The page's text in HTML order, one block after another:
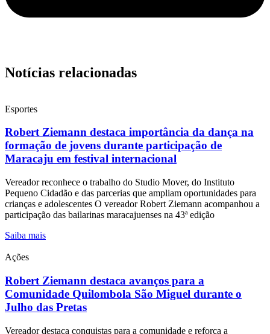
Notícias relacionadas
Esportes
Robert Ziemann destaca importância da dança na
formação de jovens durante participação de
Maracaju em festival internacional
Vereador reconhece o trabalho do Studio Mover, do Instituto
Pequeno Cidadão e das parcerias que ampliam oportunidades para
crianças e adolescentes O vereador Robert Ziemann acompanhou a
participação das bailarinas maracajuenses na 43ª edição
Saiba mais
Ações
Robert Ziemann destaca avanços para a
Comunidade Quilombola São Miguel durante o
Julho das Pretas
Vereador destaca conquistas para a comunidade e reforça a